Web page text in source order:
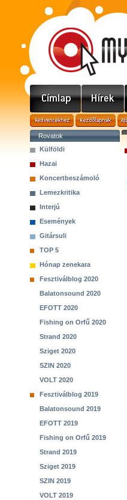
Rovatok
Külföldi
Hazai
Koncertbeszámoló
Lemezkritika
Interjú
Események
Gitársuli
TOP 5
Hónap zenekara
Fesztiválblog 2020
Balatonsound 2020
EFOTT 2020
Fishing on Orfű 2020
Strand 2020
Sziget 2020
SZIN 2020
VOLT 2020
Fesztiválblog 2019
Balatonsound 2019
EFOTT 2019
Fishing on Orfű 2019
Strand 2019
Sziget 2019
SZIN 2019
VOLT 2019